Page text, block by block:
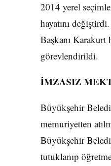
2014 yerel
hayatını
Başkanı Karakurt
görevlendirildi.
İMZASIZ
Büyükşehir
memuriyetten
Büyükşehir
tutuklanıp